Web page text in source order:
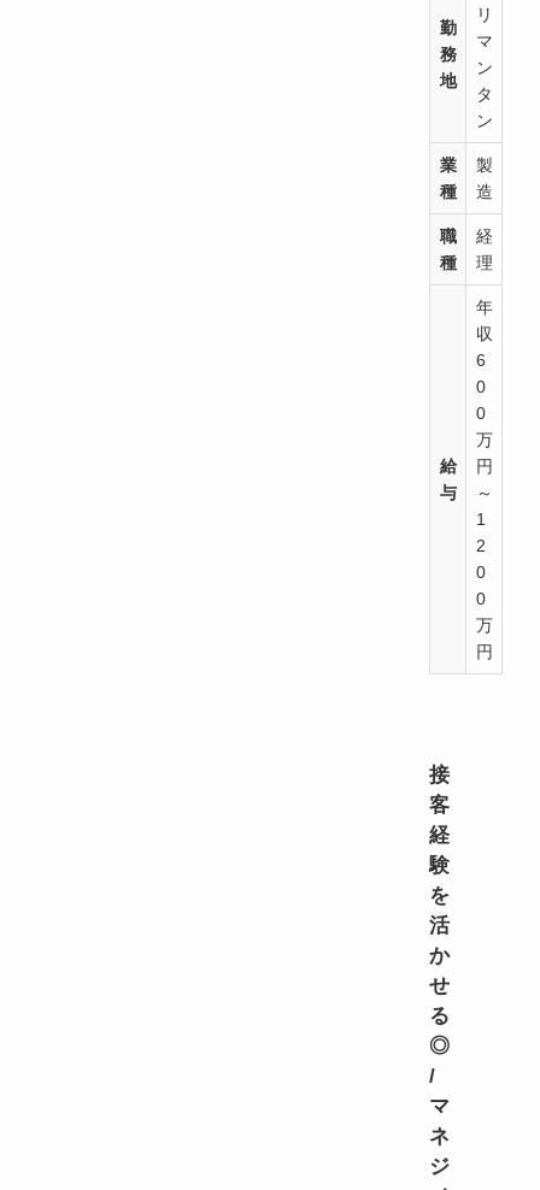
勤
務
地
リ
マ
ン
タ
ン
業
種
製
造
職
種
経
理
給
与
年
収
6
0
0
万
円
～
1
2
0
0
万
円
接
客
経
験
を
活
か
せ
る
◎
/
マ
ネ
ジ